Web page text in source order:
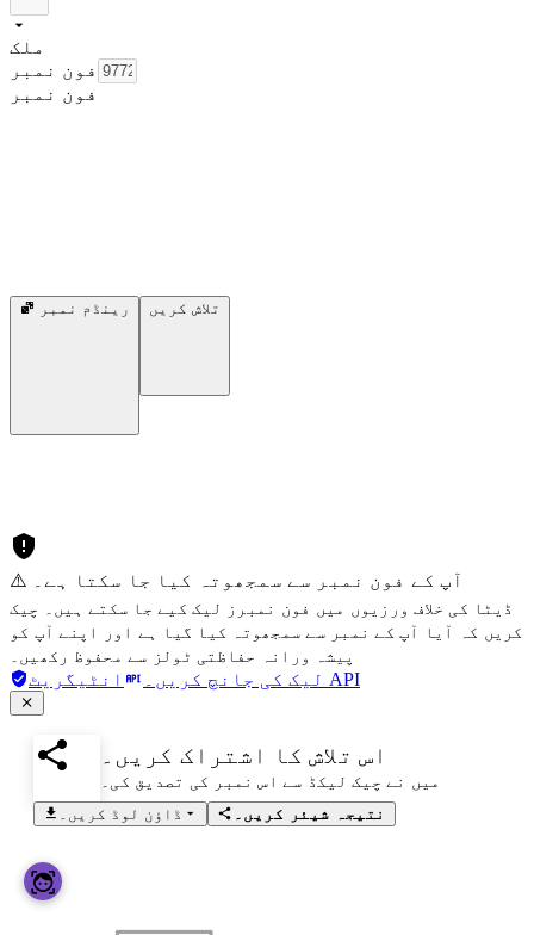
ملک
فون نمبر
فون نمبر
رینڈم نمبر تلاش کریں
⚠️ آپ کے فون نمبر سے سمجھوتہ کیا جا سکتا ہے۔
ڈیٹا کی خلاف ورزیوں میں فون نمبرز لیک کیے جا سکتے ہیں۔ چیک
کریں کہ آیا آپ کے نمبر سے سمجھوتہ کیا گیا ہے اور اپنے آپ کو
پیشہ ورانہ حفاظتی ٹولز سے محفوظ رکھیں۔
لیک کی جانچ کریں۔ انٹیگریٹ API
اس تلاش کا اشتراک کریں۔
میں نے چیک لیکڈ سے اس نمبر کی تصدیق کی۔
ڈاؤن لوڈ کریں۔
نتیجہ شیئر کریں۔